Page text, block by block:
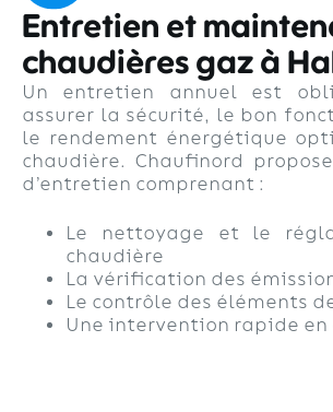
Entretien et
chaudières gaz à
Un entretien annuel est
assurer la sécurité, le bon
le rendement énergétique
chaudière. Chaufinord
d’entretien comprenant :
Le nettoyage et le
chaudière
La vérification des
Le contrôle des éléments
Une intervention rapide en